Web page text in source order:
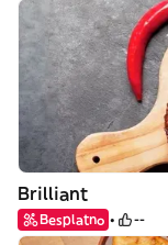
Brilliant
Besplatno --